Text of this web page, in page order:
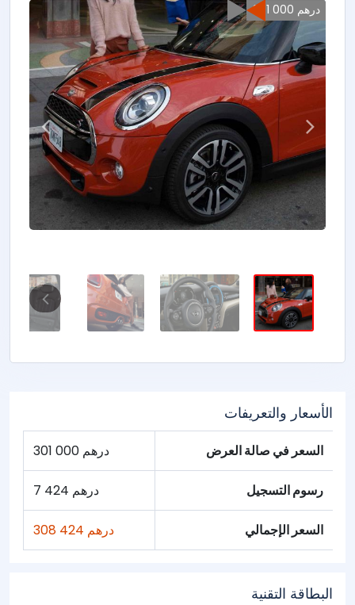
301 000 درهم
الأسعار والتعريفات
السعر في صالة العرض 301 000 درهم
رسوم التسجيل 7 424 درهم
السعر الإجمالي 308 424 درهم
البطاقة التقنية